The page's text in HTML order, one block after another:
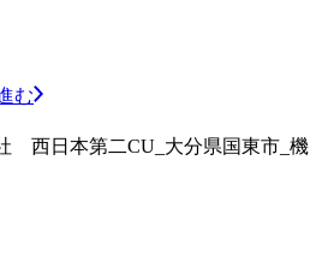
む
西日本第二CU_大分県国東市_機